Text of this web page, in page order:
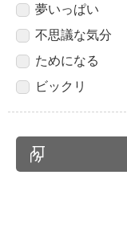
夢いっぱい
不思議な気分
ためになる
ビックリ